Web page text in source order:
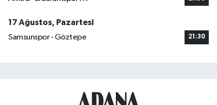
17 Ağustos, Pazartesi
Samsunspor - Göztepe
21:30